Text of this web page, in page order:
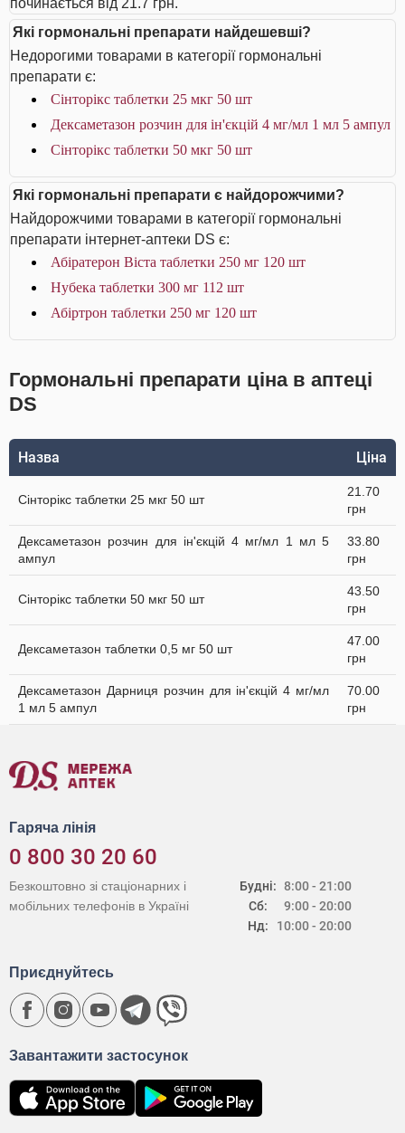
починається від 21.7 грн.
Які гормональні препарати найдешевші?
Недорогими товарами в категорії гормональні
препарати є:
Сінторікс таблетки 25 мкг 50 шт
Дексаметазон розчин для ін'єкцій 4 мг/мл 1 мл 5 ампул
Сінторікс таблетки 50 мкг 50 шт
Які гормональні препарати є найдорожчими?
Найдорожчими товарами в категорії гормональні
препарати інтернет-аптеки DS є:
Абіратерон Віста таблетки 250 мг 120 шт
Нубека таблетки 300 мг 112 шт
Абіртрон таблетки 250 мг 120 шт
Гормональні препарати ціна в аптеці
DS
Назва Ціна
Сінторікс таблетки 25 мкг 50 шт
21.70
грн
Дексаметазон розчин для ін'єкцій 4 мг/мл 1 мл 5
ампул
33.80
грн
Сінторікс таблетки 50 мкг 50 шт
43.50
грн
Дексаметазон таблетки 0,5 мг 50 шт
47.00
грн
Дексаметазон Дарниця розчин для ін'єкцій 4 мг/мл
1 мл 5 ампул
70.00
грн
Гаряча лінія
0 800 30 20 60
Будні:
Сб:
Нд:
8:00 - 21:00
9:00 - 20:00
10:00 - 20:00
Безкоштовно зі стаціонарних і
мобільних телефонів в Україні
Завантажити застосунок
Приєднуйтесь